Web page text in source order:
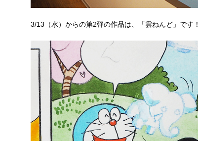
3/13（水）からの第2弾の作品は、「雲ねんど」です！